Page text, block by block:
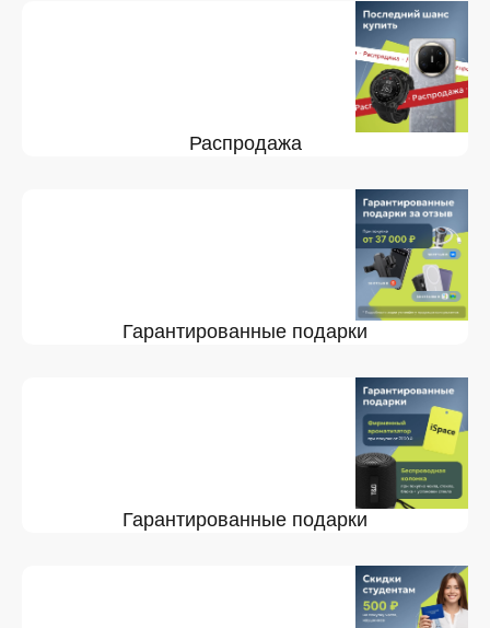
Распродажа
Гарантированные подарки
Гарантированные подарки